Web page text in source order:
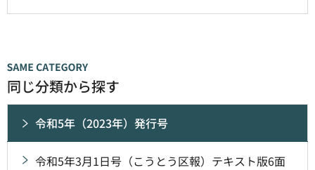
同じ分類から探す
令和5年（2023年）発行号
令和5年3月1日号（こうとう区報）テキスト版6面